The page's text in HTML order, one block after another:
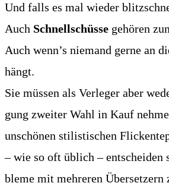
Und falls es mal wie­der
Auch Schnell­schüs­se gehö­ren
Auch wenn’s nie­mand ger­ne an
hängt.
Sie müs­sen als Ver­le­ger aber
gung zwei­ter Wahl in Kauf
unschö­nen sti­lis­ti­schen
– wie so oft üblich –
ble­me mit meh­re­ren